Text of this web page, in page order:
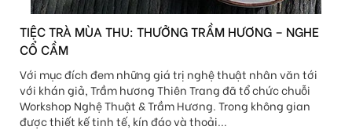
TIỆC TRÀ MÙA THU: THƯỞNG TRẦM HƯƠNG – NGHE
CỔ CẦM
Với mục đích đem những giá trị nghệ thuật nhân văn tới
với khán giả, Trầm hương Thiên Trang đã tổ chức chuỗi
Workshop Nghệ Thuật & Trầm Hương. Trong không gian
được thiết kế tinh tế, kín đáo và thoải...